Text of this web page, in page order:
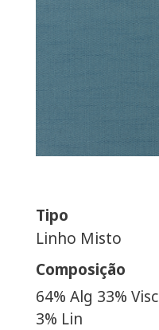
Tipo
Linho Misto
Composição
64% Alg 33% Visc
3% Lin